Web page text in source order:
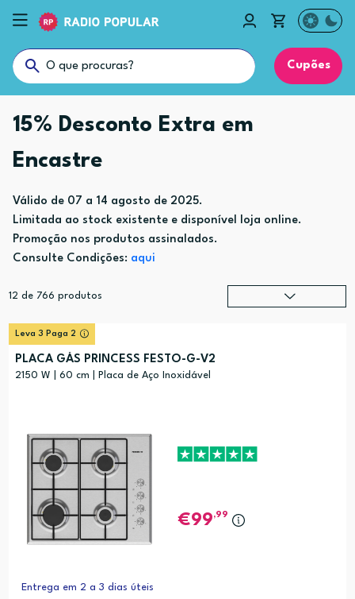
Cupões
15% Desconto Extra em
Encastre
Válido de 07 a 14 agosto de 2025.
Limitada ao stock existente e disponível loja online.
Promoção nos produtos assinalados.
Consulte Condições: aqui
12 de 766 produtos
Leva 3 Paga 2
PLACA GÁS PRINCESS FESTO-G-V2
2150 W | 60 cm | Placa de Aço Inoxidável
99,99
Entrega em 2 a 3 dias úteis